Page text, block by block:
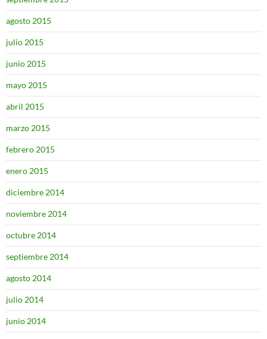
agosto 2015
julio 2015
junio 2015
mayo 2015
abril 2015
marzo 2015
febrero 2015
enero 2015
diciembre 2014
noviembre 2014
octubre 2014
septiembre 2014
agosto 2014
julio 2014
junio 2014